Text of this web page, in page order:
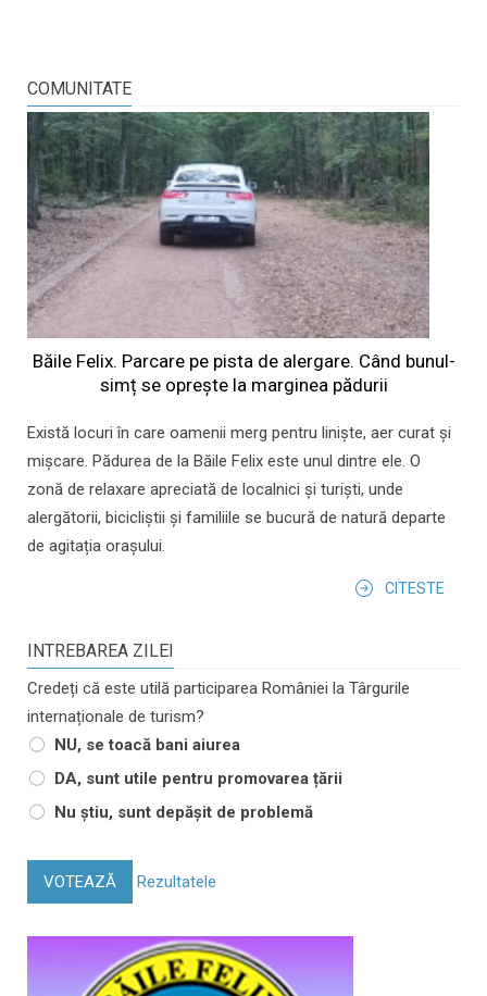
COMUNITATE
Băile Felix. Parcare pe pista de alergare. Când bunul-
simț se oprește la marginea pădurii
Există locuri în care oamenii merg pentru liniște, aer curat și
mișcare. Pădurea de la Băile Felix este unul dintre ele. O
zonă de relaxare apreciată de localnici și turiști, unde
alergătorii, bicicliștii și familiile se bucură de natură departe
de agitația orașului.
CITESTE
INTREBAREA ZILEI
Credeți că este utilă participarea României la Târgurile
internaționale de turism?
NU, se toacă bani aiurea
DA, sunt utile pentru promovarea țării
Nu știu, sunt depășit de problemă
VOTEAZĂ Rezultatele